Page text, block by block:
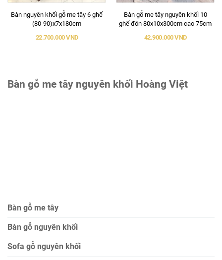
Bàn nguyên khối gỗ me tây 6 ghế
(80-90)x7x180cm
22.700.000 VND
Bàn gỗ me tây nguyên khối 10
ghế đôn 80x10x300cm cao 75cm
42.900.000 VND
Bàn gỗ me tây nguyên khối Hoàng Việt
Bàn gỗ me tây
Bàn gỗ nguyên khối
Sofa gỗ nguyên khối